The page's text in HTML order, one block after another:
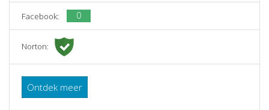
Facebook: 0
Norton:
Ontdek meer